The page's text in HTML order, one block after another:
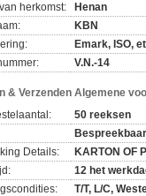
herkomst:
Henan
KBN
Emark, ISO,
V.N.-14
& Verzenden Algemene
50 reeksen
Bespreekbaar
Details:
KARTON OF
12 het
T/T, L/C,